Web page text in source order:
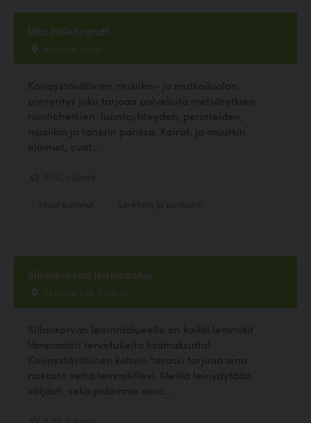
Ulla Hillebrandt
Virkkala, Lohja
Koiraystävällinen musiikin- ja matkailualan
pienyritys joka tarjoaa palveluita metsäretkien,
nuotiohetkien, luontoyhteyden, perinteiden,
musiikin ja tanssin parissa. Koirat, ja muutkin
eläimet, ovat...
Sillankorvan leirintäalue
Kirkkotie 295, Evijärvi
Sillankorvan leirintäalueelle on kaikki lemmikit
lämpimästi tervetulleita lisämaksutta!
Koiraystävällinen kahvio/terassi tarjoaa aina
raikasta vettä lemmikillesi. Meillä leiriydytään
väljästi, sekä pidämme aina...